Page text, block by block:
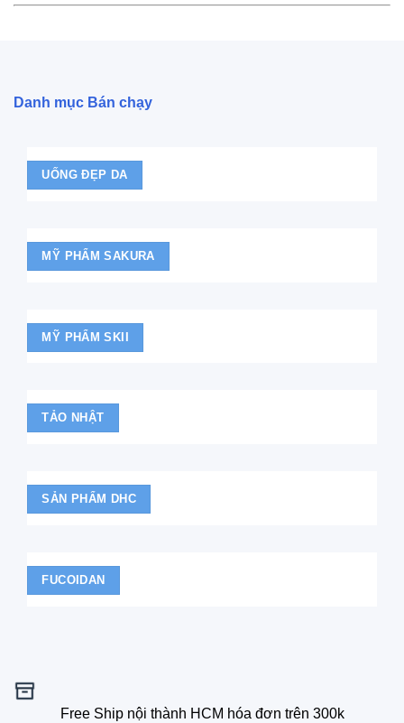
Danh mục Bán chạy
UỐNG ĐẸP DA
MỸ PHẨM SAKURA
MỸ PHẨM SKII
TẢO NHẬT
SẢN PHẨM DHC
FUCOIDAN
Free Ship nội thành HCM hóa đơn trên 300k